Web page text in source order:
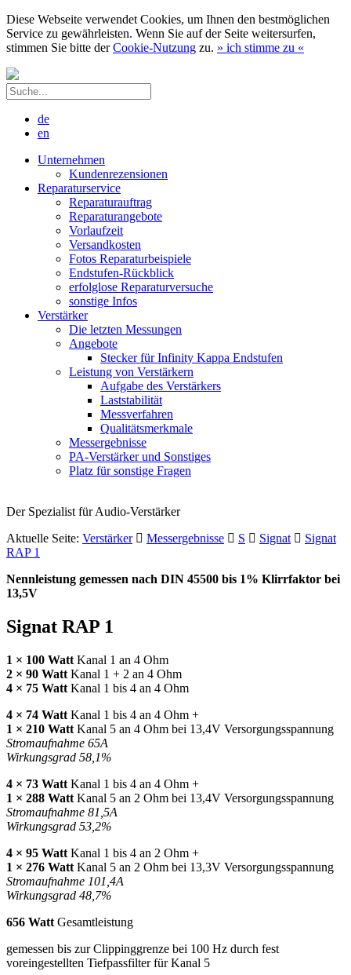
Diese Webseite verwendet Cookies, um Ihnen den bestmöglichen
Service zu gewährleisten. Wenn Sie auf der Seite weitersurfen,
stimmen Sie bitte derCookie-Nutzung zu. » ich stimme zu «
de
en
Unternehmen
Kundenrezensionen
Reparaturservice
Reparaturauftrag
Reparaturangebote
Vorlaufzeit
Versandkosten
Fotos Reparaturbeispiele
Endstufen-Rückblick
erfolglose Reparaturversuche
sonstige Infos
Verstärker
Die letzten Messungen
Angebote
Stecker für Infinity Kappa Endstufen
Leistung von Verstärkern
Aufgabe des Verstärkers
Laststabilität
Messverfahren
Qualitätsmerkmale
Messergebnisse
PA-Verstärker und Sonstiges
Platz für sonstige Fragen
Der Spezialist für Audio-Verstärker
Aktuelle Seite: Verstärker Messergebnisse S Signat
Signat
RAP 1
Nennleistung gemessen nach DIN 45500 bis 1% Klirrfaktor bei
13,5V
Signat RAP 1
1 × 100 Watt Kanal 1 an 4 Ohm
2 × 90 Watt Kanal 1 + 2 an 4 Ohm
4 × 75 Watt Kanal 1 bis 4 an 4 Ohm
4 × 74 Watt Kanal 1 bis 4 an 4 Ohm +
1 × 210 Watt Kanal 5 an 4 Ohm bei 13,4V Versorgungsspannung
Stromaufnahme 65A
Wirkungsgrad 58,1%
4 × 73 Watt Kanal 1 bis 4 an 4 Ohm +
1 × 288 Watt Kanal 5 an 2 Ohm bei 13,4V Versorgungsspannung
Stromaufnahme 81,5A
Wirkungsgrad 53,2%
4 × 95 Watt Kanal 1 bis 4 an 2 Ohm +
1 × 276 Watt Kanal 5 an 2 Ohm bei 13,3V Versorgungsspannung
Stromaufnahme 101,4A
Wirkungsgrad 48,7%
656 Watt Gesamtleistung
gemessen bis zur Clippinggrenze bei 100 Hz durch fest
voreingestellten Tiefpassfilter für Kanal 5